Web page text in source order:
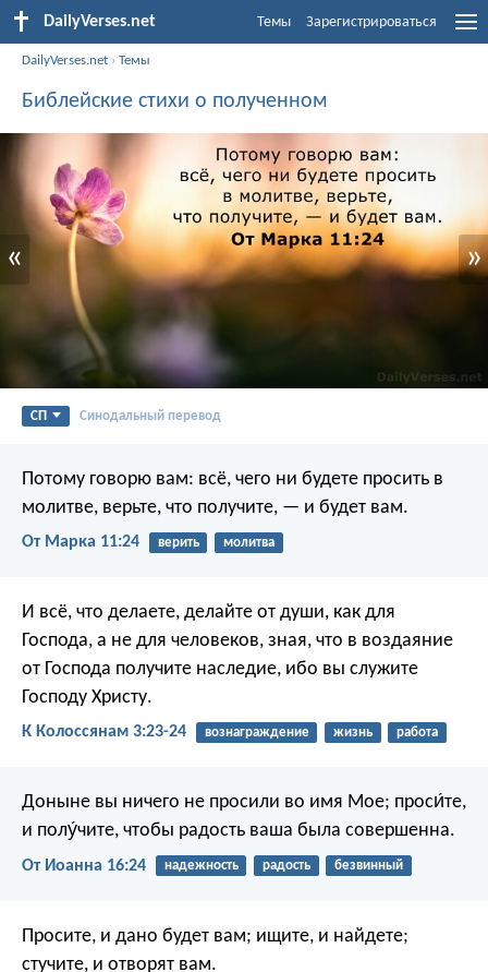
DailyVerses.net Темы Зарегистрироваться
DailyVerses.net ›Темы
Библейские стихи о полученном
« »
СП Синодальный перевод
Потому говорю вам: всё, чего ни будете просить в
молитве, верьте, что получите, — и будет вам.
От Марка 11:24 верить молитва
И всё, что делаете, делайте от души, как для
Господа, а не для человеков, зная, что в воздаяние
от Господа получите наследие, ибо вы служите
Господу Христу.
К Колоссянам 3:23-24 вознаграждение жизнь работа
Доныне вы ничего не просили во имя Мое; проси́те,
и полу́чите, чтобы радость ваша была совершенна.
От Иоанна 16:24 надежность радость безвинный
Просите, и дано будет вам; ищите, и найдете;
стучите, и отворят вам.